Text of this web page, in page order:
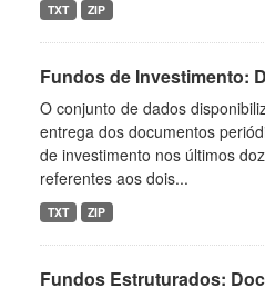
TXT ZIP
Fundos de Investimento:
O conjunto de dados
entrega dos documentos
de investimento nos últimos
referentes aos dois...
TXT ZIP
Fundos Estruturados: